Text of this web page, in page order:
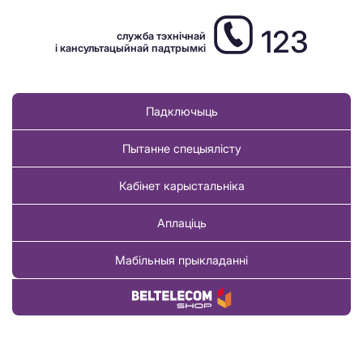
служба тэхнічнай
і кансультацыйнай падтрымкі
123
Падключыць
Пытанне спецыялісту
Кабінет карыстальніка
Аплаціць
Мабільныя прыкладанні
Купіць тавар